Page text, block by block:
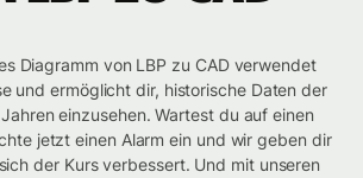
Diagramm von LBP zu CAD verwendet
und ermöglicht dir, historische Daten der
einzusehen. Wartest du auf einen
jetzt einen Alarm ein und wir geben dir
der Kurs verbessert. Und mit unseren